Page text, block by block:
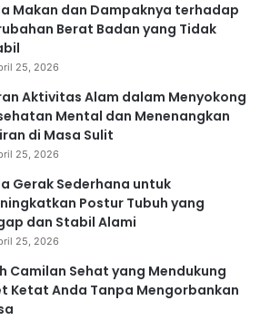
Makan dan Dampaknya terhadap
Berat Badan yang Tidak
25, 2026
Aktivitas Alam dalam Menyokong
Mental dan Menenangkan
di Masa Sulit
25, 2026
Gerak Sederhana untuk
Postur Tubuh yang
dan Stabil Alami
25, 2026
Camilan Sehat yang Mendukung
Ketat Anda Tanpa Mengorbankan